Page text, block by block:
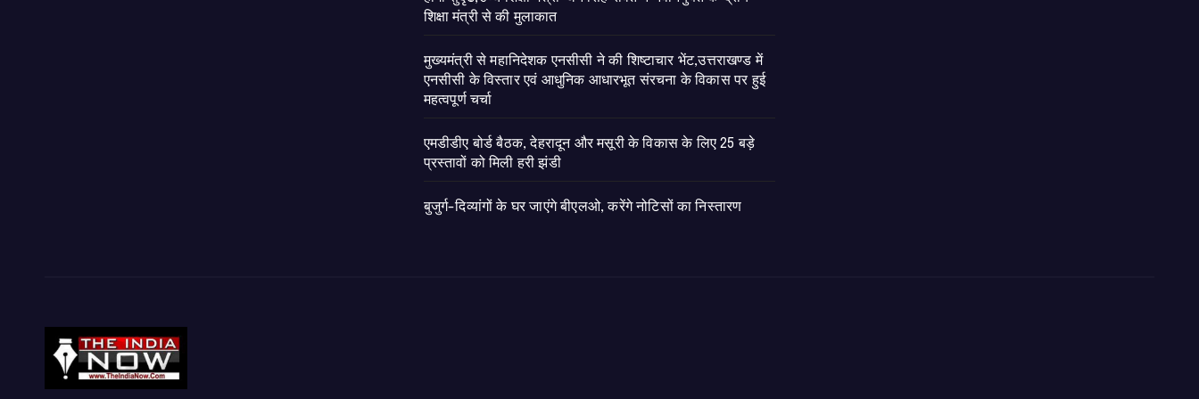
शिक्षा मंत्री से की मुलाकात
मुख्यमंत्री से महानिदेशक एनसीसी ने की शिष्टाचार भेंट,उत्तराखण्ड में
एनसीसी के विस्तार एवं आधुनिक आधारभूत संरचना के विकास पर हुई
महत्वपूर्ण चर्चा
एमडीडीए बोर्ड बैठक, देहरादून और मसूरी के विकास के लिए 25 बड़े
प्रस्तावों को मिली हरी झंडी
बुजुर्ग-दिव्यांगों के घर जाएंगे बीएलओ, करेंगे नोटिसों का निस्तारण